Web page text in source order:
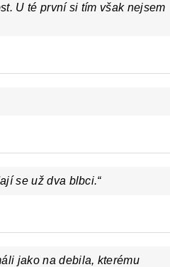
U té první si tím však nejsem
se už dva blbci.“
jako na debila, kterému